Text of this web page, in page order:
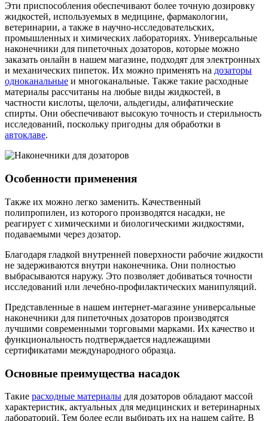
Эти приспособления обеспечивают более точную дозировку
жидкостей, используемых в медицине, фармакологии,
ветеринарии, а также в научно-исследовательских,
промышленных и химических лабораториях. Универсальные
наконечники для пипеточных дозаторов, которые можно
заказать онлайн в нашем магазине, подходят для электронных
и механических пипеток. Их можно применять на дозаторы
одноканальные и многоканальные. Также такие расходные
материалы рассчитаны на любые виды жидкостей, в
частности кислоты, щелочи, альдегиды, алифатические
спирты. Они обеспечивают высокую точность и стерильность
исследований, поскольку пригодны для обработки в
автоклаве.
Особенности применения
Также их можно легко заменить. Качественный
полипропилен, из которого производятся насадки, не
реагирует с химическими и биологическими жидкостями,
подаваемыми через дозатор.
Благодаря гладкой внутренней поверхности рабочие жидкости
не задерживаются внутри наконечника. Они полностью
выбрасываются наружу. Это позволяет добиваться точности
исследований или лечебно-профилактических манипуляций.
Представленные в нашем интернет-магазине универсальные
наконечники для пипеточных дозаторов производятся
лучшими современными торговыми марками. Их качество и
функциональность подтверждается надлежащими
сертификатами международного образца.
Основные преимущества насадок
Такие расходные материалы для дозаторов обладают массой
характеристик, актуальных для медицинских и ветеринарных
лабораторий. Тем более если выбирать их на нашем сайте. В